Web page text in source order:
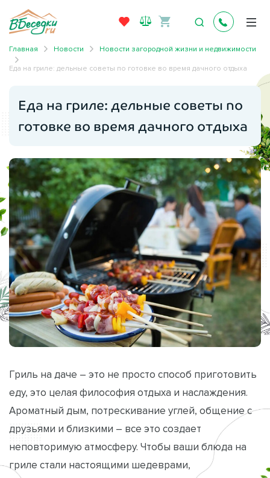
Главная Новости Новости загородной жизни и недвижимости
Еда на гриле: дельные советы по готовке во время дачного отдыха
Еда на гриле: дельные советы по
готовке во время дачного отдыха
Гриль на даче – это не просто способ приготовить
еду, это целая философия отдыха и наслаждения.
Ароматный дым, потрескивание углей, общение с
друзьями и близкими – все это создает
неповторимую атмосферу. Чтобы ваши блюда на
гриле стали настоящими шедеврами,